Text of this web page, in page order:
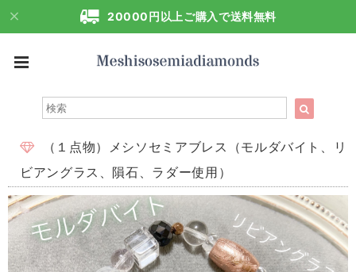
20000円以上ご購入で送料無料
（１点物）メシソセミアブレス（モルダバイト、リ
ビアングラス、隕石、ラダー使用）